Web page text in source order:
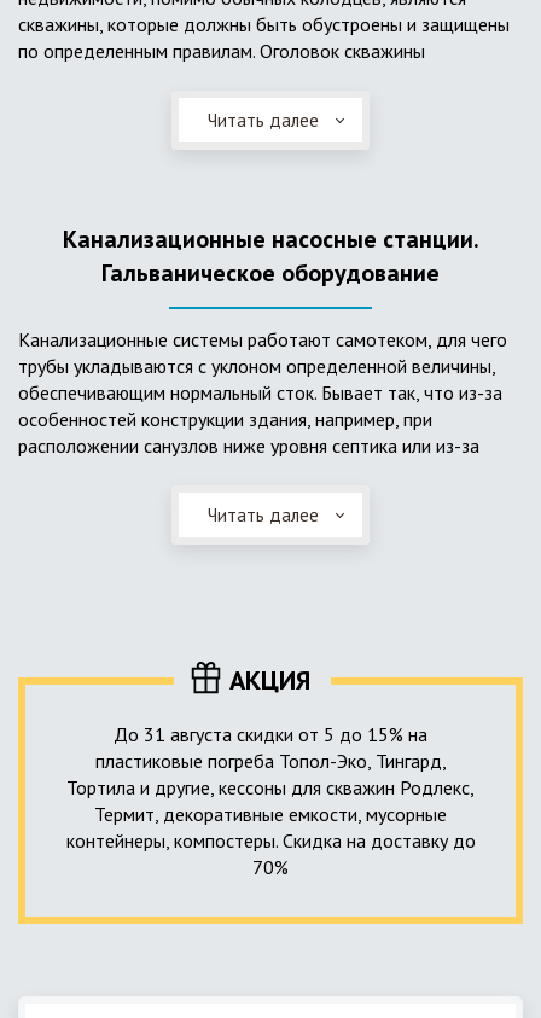
скважины, которые должны быть обустроены и защищены
по определенным правилам. Оголовок скважины
и автоматикой. Все это оборудование способно
подвергаться загрязнению атмосферными и
его работу в нормальном режиме. Лучшим способом
защиты оборудования является устройство герметичной
камеры или кессона, который не только защищает оголовок
скважины от негативных воздействий, но и обеспечивает
удобные условия для обслуживания в любой период года.
Кессон может быть выполнен из обычных железобетонных
колец, но только при отсутствии высокого уровня
подземных вод, так как в этом случае затруднительно
обеспечить требуемую герметичность. Если имеется
достаточную герметичность, недорогие, легко
Читать далее
Канализационные насосные станции.
Гальваническое оборудование
Канализационные системы работают самотеком, для чего
трубы укладываются с уклоном определенной величины,
обеспечивающим нормальный сток. Бывает так, что из-за
особенностей конструкции здания, например, при
расположении санузлов ниже уровня септика или из-за
Единственное решение в таком случае – это
использование КНС – канализационной насосной станции.
до выгребной ямы, септика или станции ГБО.
Читать далее
АКЦИЯ
До 31 августа скидки от 5 до 15% на
пластиковые погреба Топол-Эко, Тингард,
Тортила и другие, кессоны для скважин Родлекс,
Термит, декоративные емкости, мусорные
контейнеры, компостеры. Скидка на доставку до
70%